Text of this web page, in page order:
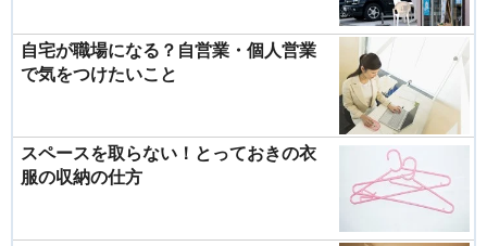
自宅が職場になる？自営業・個人営業
で気をつけたいこと
スペースを取らない！とっておきの衣
服の収納の仕方